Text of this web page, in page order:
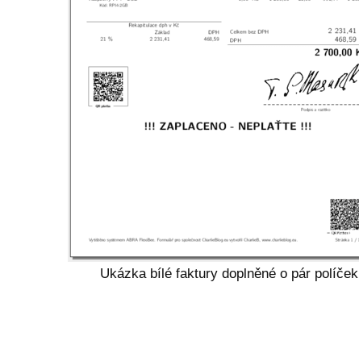
Ukázka bílé faktury doplněné o pár políček